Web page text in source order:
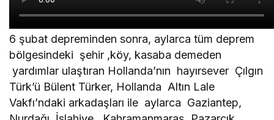
6 şubat depreminden sonra, aylarca tüm deprem
bölgesindeki şehir ,köy, kasaba demeden
yardımlar ulaştıran Hollanda’nın hayırsever Çılgın
Türk’ü Bülent Türker, Hollanda Altın Lale
Vakfı’ndaki arkadaşları ile aylarca Gaziantep,